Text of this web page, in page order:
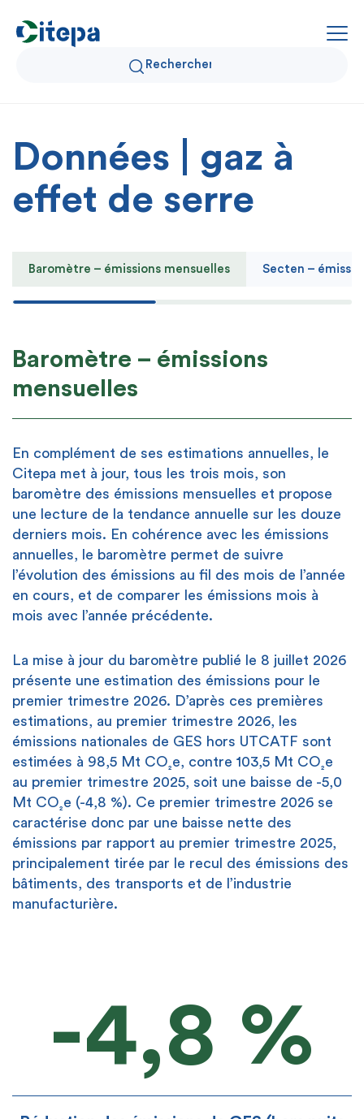
Qui sommes-nous ?
Données Air et Climat
Expertise et solutions
Données | gaz à
effet de serre
Baromètre – émissions mensuelles Secten –
Baromètre – émissions
mensuelles
En complément de ses estimations annuelles, le
Citepa met à jour, tous les trois mois, son
baromètre des émissions mensuelles et propose
une lecture de la tendance annuelle sur les douze
derniers mois. En cohérence avec les émissions
annuelles, le baromètre permet de suivre
l’évolution des émissions au fil des mois de l’année
en cours, et de comparer les émissions mois à
mois avec l’année précédente.
La mise à jour du baromètre publié le 8 juillet 2026
présente une estimation des émissions pour le
premier trimestre 2026. D’après ces premières
estimations, au premier trimestre 2026, les
émissions nationales de GES hors UTCATF sont
estimées à 98,5 Mt CO₂e, contre 103,5 Mt CO₂e
au premier trimestre 2025, soit une baisse de -5,0
Mt CO₂e (-4,8 %). Ce premier trimestre 2026 se
caractérise donc par une baisse nette des
émissions par rapport au premier trimestre 2025,
principalement tirée par le recul des émissions des
bâtiments, des transports et de l’industrie
manufacturière.
-4,8 %